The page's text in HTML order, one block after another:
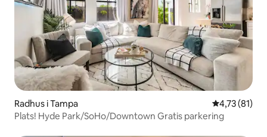
Radhus i Tampa 4,73 av 5 i
4,73 (81)
Plats! Hyde Park/SoHo/Downtown Gratis parkering